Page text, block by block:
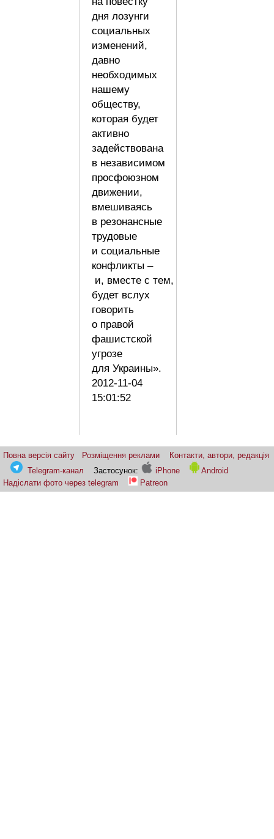
дня лозунги
социальных
изменений,
давно
необходимых
нашему
обществу,
которая будет
активно
задействована
в независимом
просфоюзном
движении,
вмешиваясь
в резонансные
трудовые
и социальные
конфликты –
и, вместе с тем,
будет вслух
говорить
о правой
фашистской
угрозе
для Украины».
2012-11-04
15:01:52
Повна версія сайту Розміщення реклами
Контакти, автори, редакція
Telegram-канал
Застосунок: iPhone
Android
Надіслати фото через telegram
Patreon